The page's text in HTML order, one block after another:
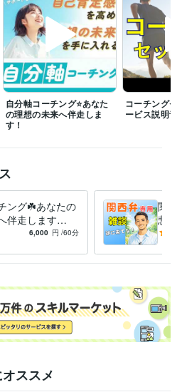
れば
夫です
ださい
とに
♪
うに
しています✨
: 10年
ンセラー・コーチ 経験年数 : 3年
1990年2月
ーション
自分軸コーチング⭐️あなた
の理想の未来へ伴走しま
す！
コーチング
ービス説明音
ング☘️あなたの
伴走します
出せないあなた
6,000 円 /60分
関西
悲し
遣わ
ススメ